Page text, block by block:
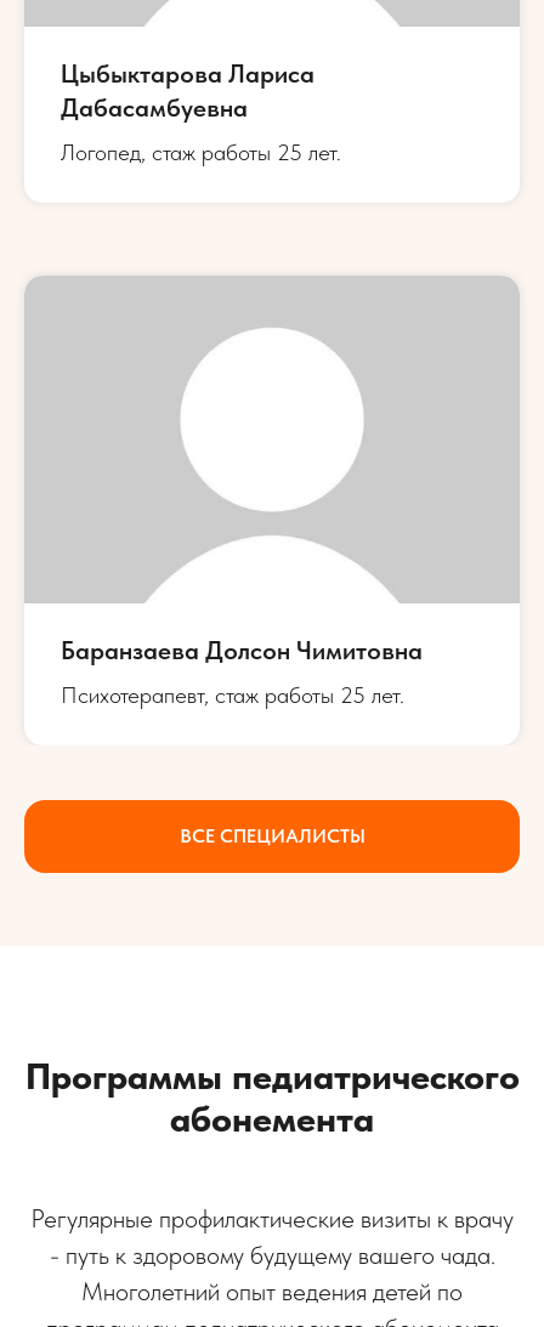
Цыбыктарова Лариса
Дабасамбуевна
Логопед, стаж работы 25 лет.
Баранзаева Долсон Чимитовна
Психотерапевт, стаж работы 25 лет.
ВСЕ СПЕЦИАЛИСТЫ
Программы педиатрического
абонемента
Регулярные профилактические визиты к врачу
- путь к здоровому будущему вашего чада.
Многолетний опыт ведения детей по